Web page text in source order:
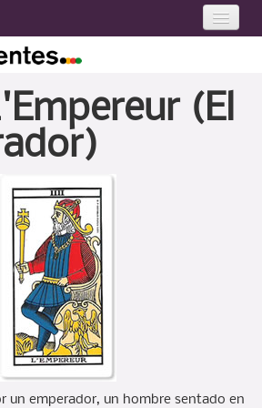
(El
un emperador, un hombre sentado en